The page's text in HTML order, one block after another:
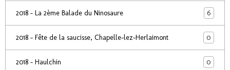
2018 - La 2ème Balade du Ninosaure 6
2018 - Fête de la saucisse, Chapelle-lez-Herlaimont 0
2018 - Haulchin 0